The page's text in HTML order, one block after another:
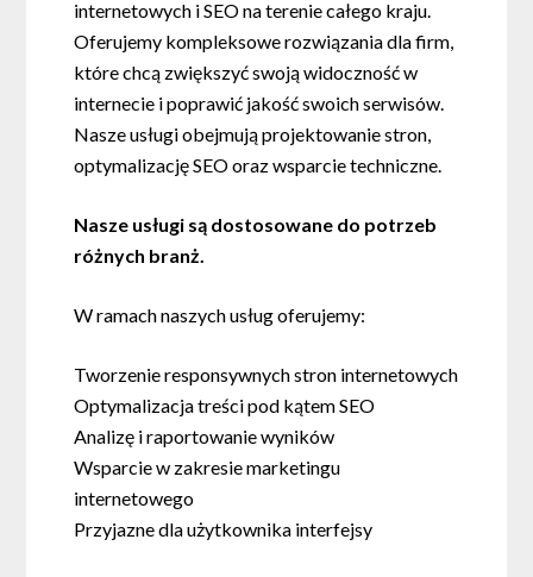
internetowych i SEO na terenie całego kraju.
Oferujemy kompleksowe rozwiązania dla firm,
które chcą zwiększyć swoją widoczność w
internecie i poprawić jakość swoich serwisów.
Nasze usługi obejmują projektowanie stron,
optymalizację SEO oraz wsparcie techniczne.
Nasze usługi są dostosowane do potrzeb
różnych branż.
W ramach naszych usług oferujemy:
Tworzenie responsywnych stron internetowych
Optymalizacja treści pod kątem SEO
Analizę i raportowanie wyników
Wsparcie w zakresie marketingu
internetowego
Przyjazne dla użytkownika interfejsy